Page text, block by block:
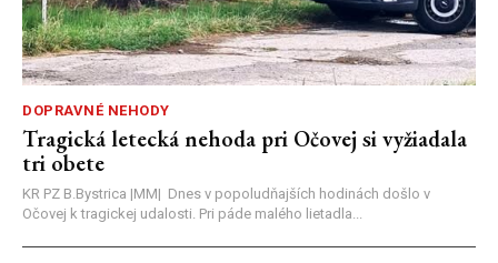
DOPRAVNÉ NEHODY
Tragická letecká nehoda pri Očovej si vyžiadala
tri obete
KR PZ B.Bystrica |MM| Dnes v popoludňajších hodinách došlo v
Očovej k tragickej udalosti. Pri páde malého lietadla...